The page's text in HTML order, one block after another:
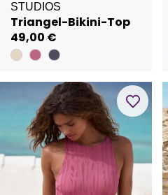
STUDIOS
Triangel-Bikini-Top
49,00 €